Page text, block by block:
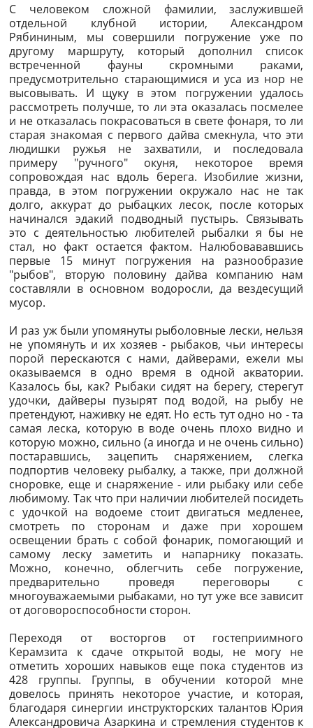
С человеком сложной фамилии, заслужившей
отдельной клубной истории, Александром
Рябининым, мы совершили погружение уже по
другому маршруту, который дополнил список
встреченной фауны скромными раками,
предусмотрительно старающимися и уса из нор не
высовывать. И щуку в этом погружении удалось
рассмотреть получше, то ли эта оказалась посмелее
и не отказалась покрасоваться в свете фонаря, то ли
старая знакомая с первого дайва смекнула, что эти
людишки ружья не захватили, и последовала
примеру "ручного" окуня, некоторое время
сопровождая нас вдоль берега. Изобилие жизни,
правда, в этом погружении окружало нас не так
долго, аккурат до рыбацких лесок, после которых
начинался эдакий подводный пустырь. Связывать
это с деятельностью любителей рыбалки я бы не
стал, но факт остается фактом. Налюбовававшись
первые 15 минут погружения на разнообразие
"рыбов", вторую половину дайва компанию нам
составляли в основном водоросли, да вездесущий
мусор.
И раз уж были упомянуты рыболовные лески, нельзя
не упомянуть и их хозяев - рыбаков, чьи интересы
порой перескаются с нами, дайверами, ежели мы
оказываемся в одно время в одной акватории.
Казалось бы, как? Рыбаки сидят на берегу, стерегут
удочки, дайверы пузырят под водой, на рыбу не
претендуют, наживку не едят. Но есть тут одно но - та
самая леска, которую в воде очень плохо видно и
которую можно, сильно (а иногда и не очень сильно)
постаравшись, зацепить снаряжением, слегка
подпортив человеку рыбалку, а также, при должной
сноровке, еще и снаряжение - или рыбаку или себе
любимому. Так что при наличии любителей посидеть
с удочкой на водоеме стоит двигаться медленее,
смотреть по сторонам и даже при хорошем
освещении брать с собой фонарик, помогающий и
самому леску заметить и напарнику показать.
Можно, конечно, облегчить себе погружение,
предварительно проведя переговоры с
многоуважаемыми рыбаками, но тут уже все зависит
от договороспособности сторон.
Переходя от восторгов от гостеприимного
Керамзита к сдаче открытой воды, не могу не
отметить хороших навыков еще пока студентов из
428 группы. Группы, в обучении которой мне
довелось принять некоторое участие, и которая,
благодаря синергии инструкторских талантов Юрия
Александровича Азаркина и стремления студентов к